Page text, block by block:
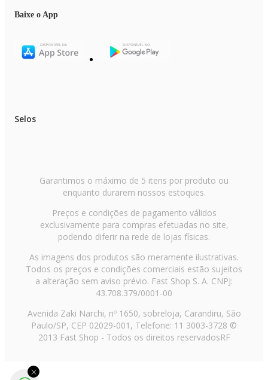
Baixe o App
Selos
Garantimos o máximo de 5 itens por produto ou
enquanto durarem nossos estoques.
Preços e condições de pagamento válidos
exclusivamente para compras efetuadas no site,
podendo diferir na rede de lojas físicas.
As imagens dos produtos são meramente ilustrativas.
Todos os preços e condições comerciais estão sujeitos
a alteração sem aviso prévio. Fast Shop S. A. CNPJ:
43.708.379/0001-00
Avenida Zaki Narchi, nº 1650, sobreloja, Carandiru, São
Paulo/SP, CEP 02029-001, Telefone: 11 3003-3728 ©
2013 Fast Shop - Todos os direitos reservadosRF